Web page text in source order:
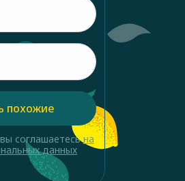
похожие
соглашаетесьна
данных